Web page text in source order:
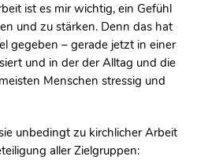
ist es mir wichtig, ein Gefühl
und zu stärken. Denn das hat
gegeben – gerade jetzt in einer
und in der der Alltag und die
Menschen stressig und
unbedingt zu kirchlicher Arbeit
aller Zielgruppen: